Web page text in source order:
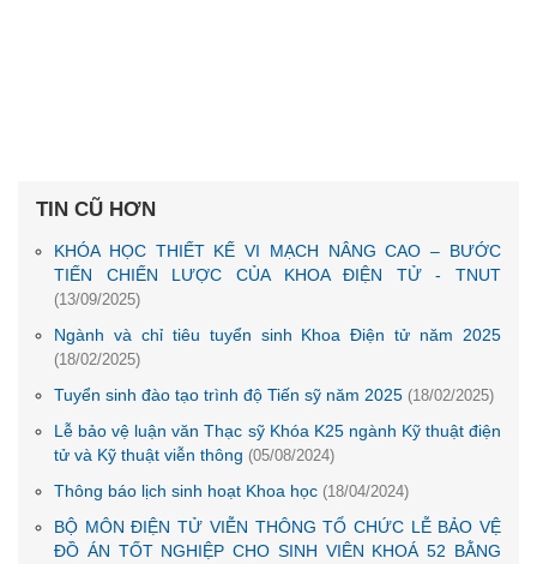
TIN CŨ HƠN
KHÓA HỌC THIẾT KẾ VI MẠCH NÂNG CAO – BƯỚC
TIẾN CHIẾN LƯỢC CỦA KHOA ĐIỆN TỬ - TNUT
(13/09/2025)
Ngành và chỉ tiêu tuyển sinh Khoa Điện tử năm 2025
(18/02/2025)
Tuyển sinh đào tạo trình độ Tiến sỹ năm 2025 (18/02/2025)
Lễ bảo vệ luận văn Thạc sỹ Khóa K25 ngành Kỹ thuật điện
tử và Kỹ thuật viễn thông (05/08/2024)
Thông báo lịch sinh hoạt Khoa học (18/04/2024)
BỘ MÔN ĐIỆN TỬ VIỄN THÔNG TỔ CHỨC LỄ BẢO VỆ
ĐỒ ÁN TỐT NGHIỆP CHO SINH VIÊN KHOÁ 52 BẰNG